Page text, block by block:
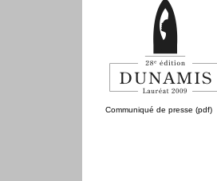
Communiqué de presse (pdf)